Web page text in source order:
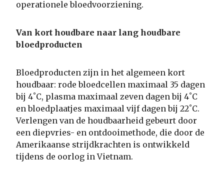
operationele bloedvoorziening.
Van kort houdbare naar lang houdbare
bloedproducten
Bloedproducten zijn in het algemeen kort
houdbaar: rode bloedcellen maximaal 35 dagen
bij 4˚C, plasma maximaal zeven dagen bij 4˚C
en bloedplaatjes maximaal vijf dagen bij 22˚C.
Verlengen van de houdbaarheid gebeurt door
een diepvries- en ontdooimethode, die door de
Amerikaanse strijdkrachten is ontwikkeld
tijdens de oorlog in Vietnam.